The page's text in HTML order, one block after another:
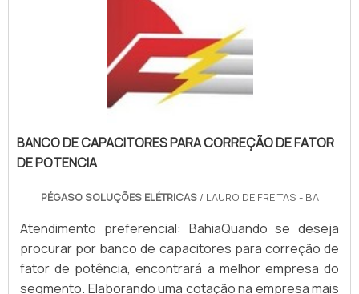
BANCO DE CAPACITORES PARA CORREÇÃO DE FATOR
DE POTENCIA
PÉGASO SOLUÇÕES ELÉTRICAS/ LAURO DE FREITAS - BA
Atendimento preferencial: BahiaQuando se deseja
procurar por banco de capacitores para correção de
fator de potência, encontrará a melhor empresa do
segmento. Elaborando uma cotação na empresa mais